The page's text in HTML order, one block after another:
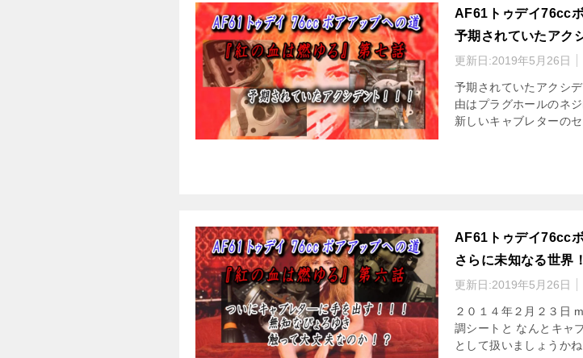
AF61トゥデイ76cc
予期されていたアク
更新日:2019年5月26日
予期されていたアクシ
由はプラグホールのネ
新しいキャブレターの
AF61トゥデイ76cc
さらに未知なる世界
更新日:2019年5月26日
２０１４年２月２３日
調シートと なんとキャ
として扱いましょうか